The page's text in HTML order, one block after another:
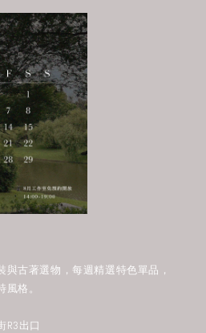
與古著選物，每週精選特色單品，
格。
R3出口